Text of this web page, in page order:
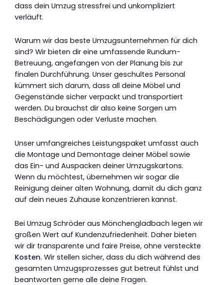
dass dein Umzug stressfrei und unkompliziert
verläuft.
Warum wir das beste Umzugsunternehmen für dich
sind? Wir bieten dir eine umfassende Rundum-
Betreuung, angefangen von der Planung bis zur
finalen Durchführung. Unser geschultes Personal
kümmert sich darum, dass all deine Möbel und
Gegenstände sicher verpackt und transportiert
werden. Du brauchst dir also keine Sorgen um
Beschädigungen oder Verluste machen.
Unser umfangreiches Leistungspaket umfasst auch
die Montage und Demontage deiner Möbel sowie
das Ein- und Auspacken deiner Umzugskartons.
Wenn du möchtest, übernehmen wir sogar die
Reinigung deiner alten Wohnung, damit du dich ganz
auf dein neues Zuhause konzentrieren kannst.
Bei Umzug Schröder aus Mönchengladbach legen wir
großen Wert auf Kundenzufriedenheit. Daher bieten
wir dir transparente und faire Preise, ohne versteckte
Kosten. Wir stellen sicher, dass du dich während des
gesamten Umzugsprozesses gut betreut fühlst und
beantworten gerne alle deine Fragen.